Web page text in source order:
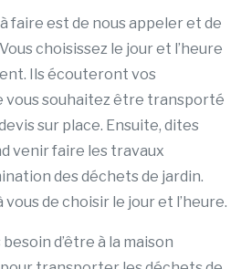
faire est de nous appeler et de
choisissez le jour et l’heure
Ils écouteront vos
vous souhaitez être transporté
sur place. Ensuite, dites
venir faire les travaux
des déchets de jardin.
vous de choisir le jour et l’heure.
d’être à la maison